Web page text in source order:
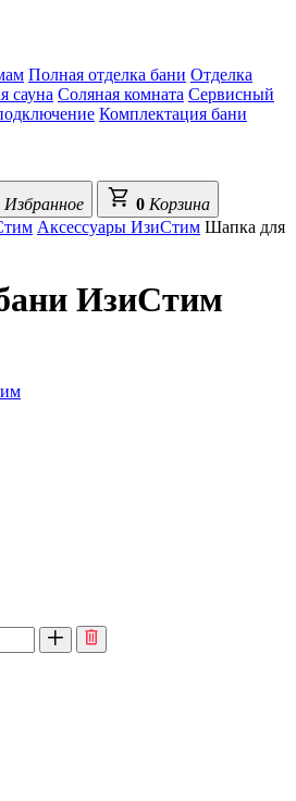
Полная отделка бани Отделка
сауна Соляная комната Сервисный
Комплектация бани
Избранное 0 Корзина
Аксессуары ИзиСтим Шапка для
ИзиСтим